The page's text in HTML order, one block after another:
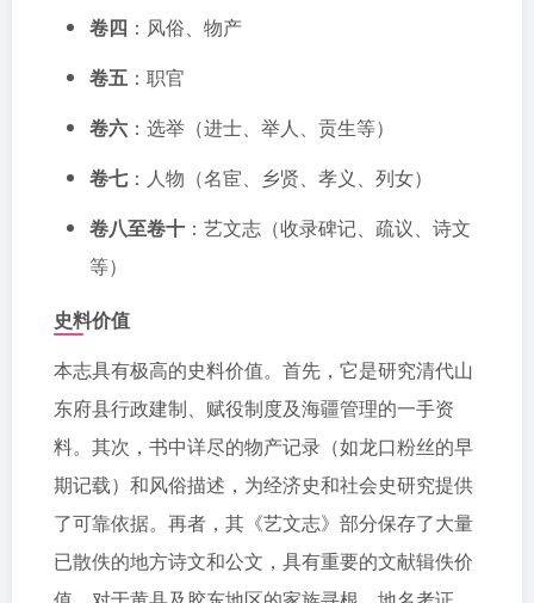
卷四 ：风俗、物产
卷五 ：职官
卷六 ：选举（进士、举人、贡生等）
卷七：人物（名宦、乡贤、孝义、列女）
卷八至卷十 ：艺文志（收录碑记、疏议、诗文
等）
史料价值
本志具有极高的史料价值。首先，它是研究清代山
东府县行政建制、赋役制度及海疆管理的一手资
料。其次，书中详尽的物产记录（如龙口粉丝的早
期记载）和风俗描述，为经济史和社会史研究提供
了可靠依据。再者，其《艺文志》部分保存了大量
已散佚的地方诗文和公文，具有重要的文献辑佚价